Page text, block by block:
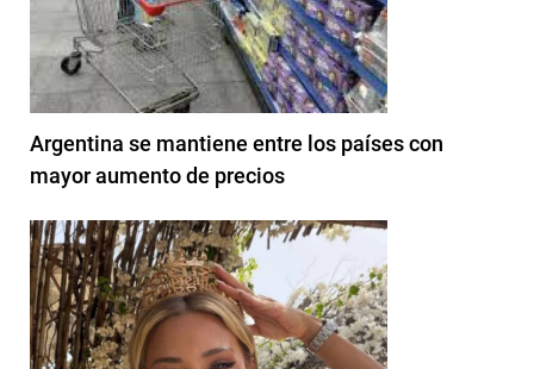
Argentina se mantiene entre los países con
mayor aumento de precios